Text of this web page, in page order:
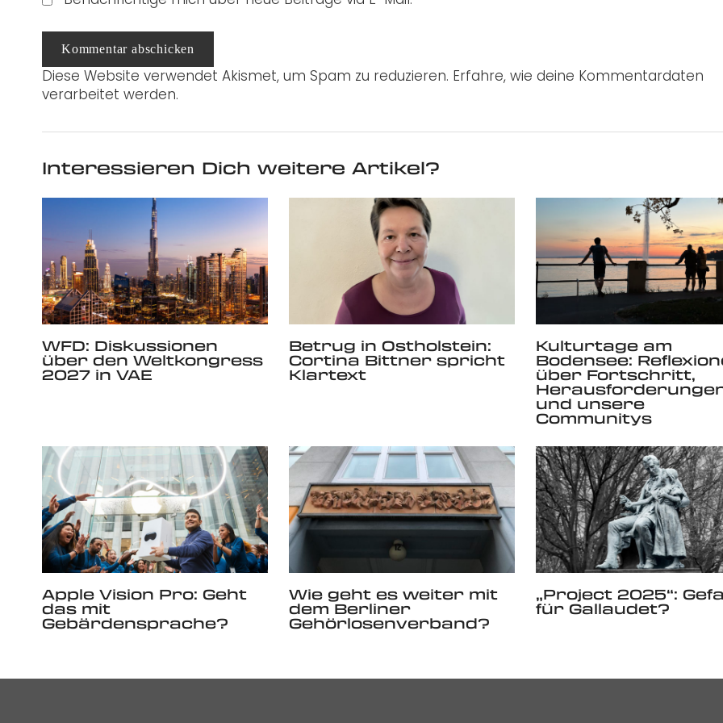
Kommentar abschicken
Diese Website verwendet Akismet, um Spam zu reduzieren. Erfahre, wie deine Kommentardaten
verarbeitet werden.
Interessieren Dich weitere Artikel?
WFD: Diskussionen
über den Weltkongress
2027 in VAE
Betrug in Ostholstein:
Cortina Bittner spricht
Klartext
Kulturtage am
Bodensee:
über Fortschritt,
und unsere
Communitys
Apple Vision Pro: Geht
das mit
Gebärdensprache?
Wie geht es weiter mit
dem Berliner
Gehörlosenverband?
„Project 2025“:
für Gallaudet?